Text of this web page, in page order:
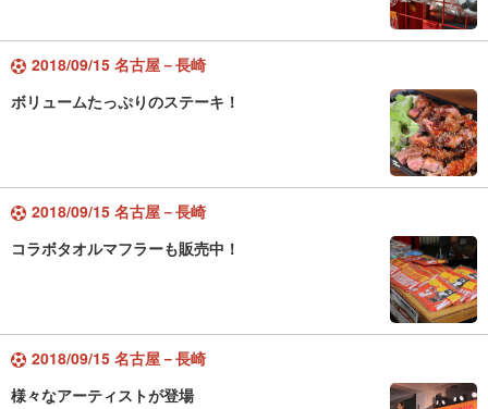
2018/09/15 名古屋－長崎
ボリュームたっぷりのステーキ！
2018/09/15 名古屋－長崎
コラボタオルマフラーも販売中！
2018/09/15 名古屋－長崎
様々なアーティストが登場